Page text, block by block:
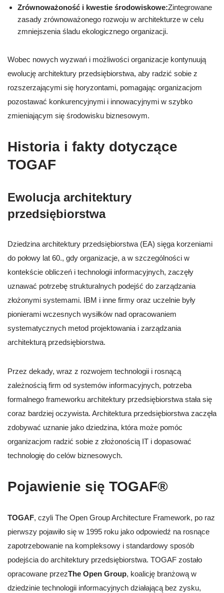
Zrównoważoność i kwestie środowiskowe:Zintegrowane
zasady zrównoważonego rozwoju w architekturze w celu
zmniejszenia śladu ekologicznego organizacji.
Wobec nowych wyzwań i możliwości organizacje kontynuują
ewolucję architektury przedsiębiorstwa, aby radzić sobie z
rozszerzającymi się horyzontami, pomagając organizacjom
pozostawać konkurencyjnymi i innowacyjnymi w szybko
zmieniającym się środowisku biznesowym.
Historia i fakty dotyczące
TOGAF
Ewolucja architektury
przedsiębiorstwa
Dziedzina architektury przedsiębiorstwa (EA) sięga korzeniami
do połowy lat 60., gdy organizacje, a w szczególności w
kontekście obliczeń i technologii informacyjnych, zaczęły
uznawać potrzebę strukturalnych podejść do zarządzania
złożonymi systemami. IBM i inne firmy oraz uczelnie były
pionierami wczesnych wysiłków nad opracowaniem
systematycznych metod projektowania i zarządzania
architekturą przedsiębiorstwa.
Przez dekady, wraz z rozwojem technologii i rosnącą
zależnością firm od systemów informacyjnych, potrzeba
formalnego frameworku architektury przedsiębiorstwa stała się
coraz bardziej oczywista. Architektura przedsiębiorstwa zaczęła
zdobywać uznanie jako dziedzina, która może pomóc
organizacjom radzić sobie z złożonością IT i dopasować
technologię do celów biznesowych.
Pojawienie się TOGAF®
TOGAF, czyli The Open Group Architecture Framework, po raz
pierwszy pojawiło się w 1995 roku jako odpowiedź na rosnące
zapotrzebowanie na kompleksowy i standardowy sposób
podejścia do architektury przedsiębiorstwa. TOGAF zostało
opracowane przezThe Open Group, koalicję branżową w
dziedzinie technologii informacyjnych działającą bez zysku,